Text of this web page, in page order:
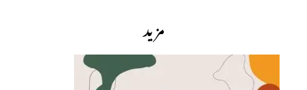
مزید